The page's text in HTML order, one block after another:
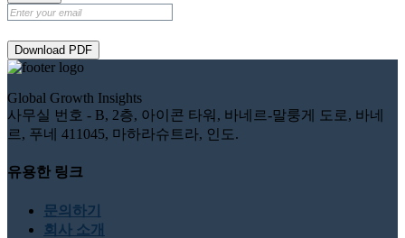
Download PDF
Global Growth Insights
사무실 번호 - B, 2층, 아이콘 타워, 바네르-말룽게 도로, 바네
르, 푸네 411045, 마하라슈트라, 인도.
유용한 링크
문의하기
회사 소개